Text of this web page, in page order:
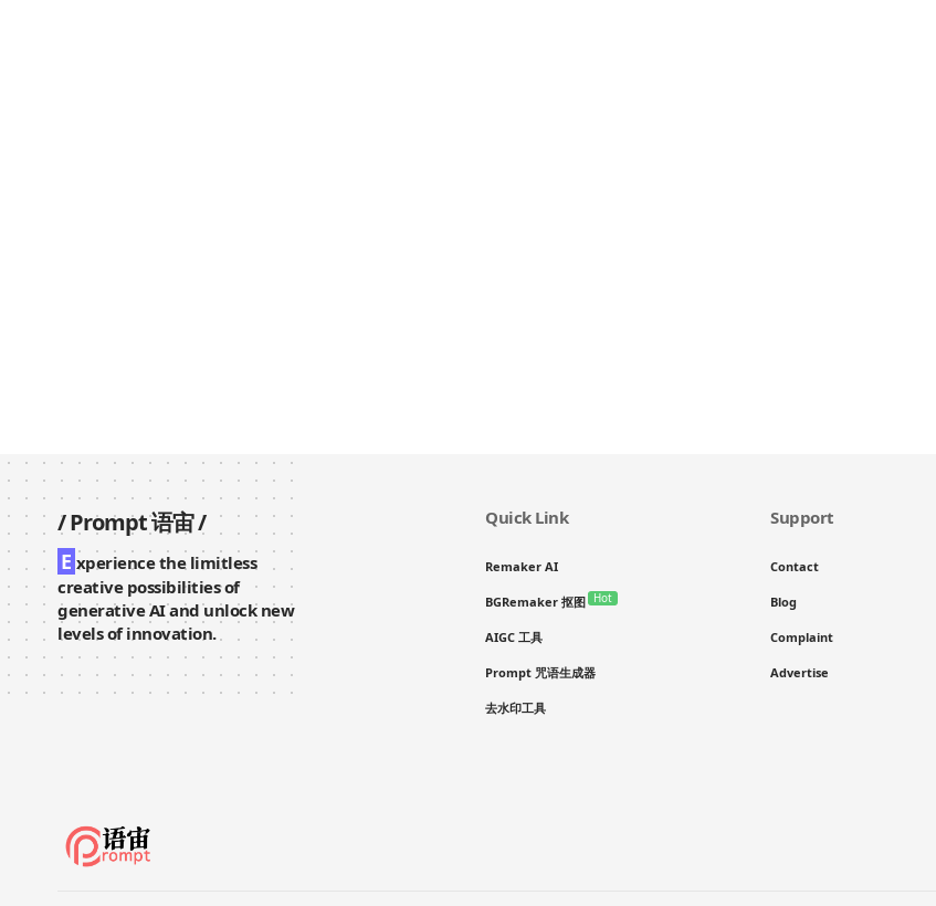
/Prompt 语宙/
E xperience the limitless
creative possibilities of
generative AI and unlock new
levels of innovation.
Quick Link
Remaker AI
BGRemaker 抠图 Hot
AIGC 工具
Prompt 咒语生成器
去水印工具
Support
Contact
Blog
Complaint
Advertise